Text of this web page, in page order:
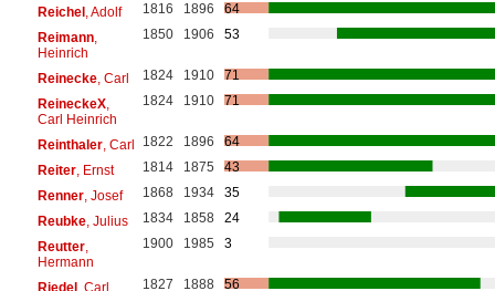
Reichel, Adolf 1816 1896
64
Reimann,
Heinrich
1850 1906 53
Reinecke, Carl 1824 1910
71
ReineckeX,
Carl Heinrich
1824 1910 71
Reinthaler, Carl 1822 1896
64
Reiter, Ernst 1814 1875
43
Renner, Josef 1868 1934
35
Reubke, Julius 1834 1858
24
Reutter,
Hermann
1900 1985 3
Riedel, Carl 1827 1888
56